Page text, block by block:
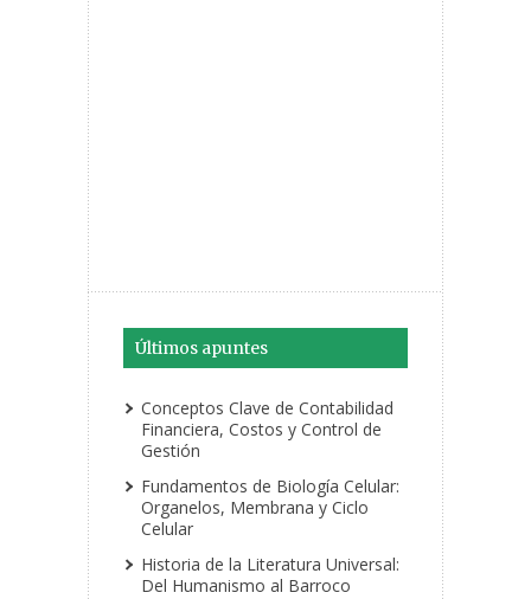
Últimos apuntes
Conceptos Clave de Contabilidad
Financiera, Costos y Control de
Gestión
Fundamentos de Biología Celular:
Organelos, Membrana y Ciclo
Celular
Historia de la Literatura Universal:
Del Humanismo al Barroco